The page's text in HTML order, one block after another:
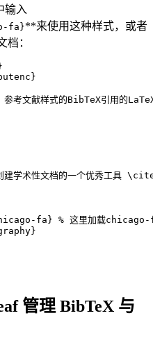
输入
fa}**来使用这种样式，或者
档：
}
文献样式的BibTeX引用的
学术性文档的一个优秀工具
fa} % 这里加载
管理 BibTeX 与